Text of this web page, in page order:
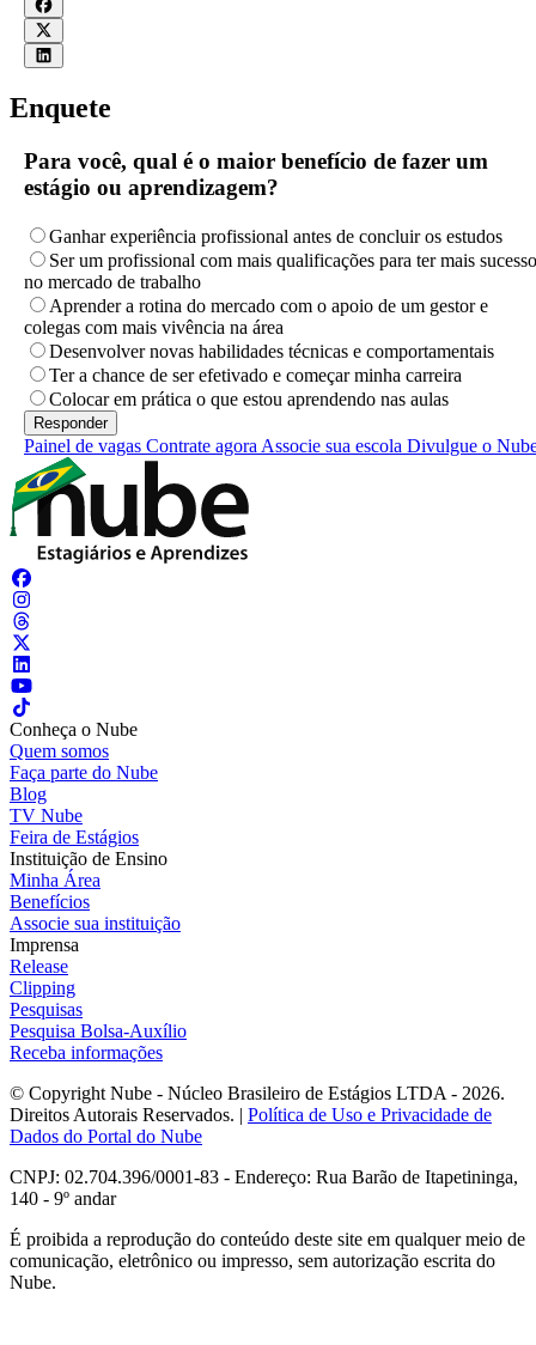
Enquete
Para você, qual é o maior benefício de fazer um
estágio ou aprendizagem?
Ganhar experiência profissional antes de concluir os estudos
Ser um profissional com mais qualificações para ter mais sucesso
no mercado de trabalho
Aprender a rotina do mercado com o apoio de um gestor e
colegas com mais vivência na área
Desenvolver novas habilidades técnicas e comportamentais
Ter a chance de ser efetivado e começar minha carreira
Colocar em prática o que estou aprendendo nas aulas
Painel de vagas Contrate agora Associe sua escola Divulgue o
Conheça o Nube
Quem somos
Faça parte do Nube
Blog
TV Nube
Feira de Estágios
Instituição de Ensino
Minha Área
Benefícios
Associe sua instituição
Imprensa
Release
Clipping
Pesquisas
Pesquisa Bolsa-Auxílio
Receba informações
© Copyright Nube - Núcleo Brasileiro de Estágios LTDA - 2026.
Direitos Autorais Reservados. | Política de Uso e Privacidade de
Dados do Portal do Nube
CNPJ: 02.704.396/0001-83 - Endereço: Rua Barão de Itapetininga,
140 - 9º andar
É proibida a reprodução do conteúdo deste site em qualquer meio de
comunicação, eletrônico ou impresso, sem autorização escrita do
Nube.